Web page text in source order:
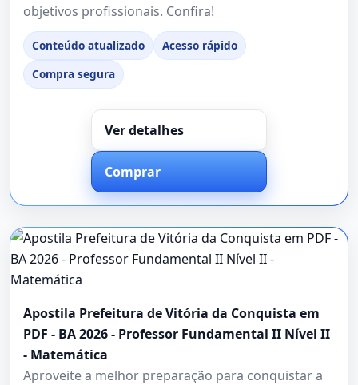
objetivos profissionais. Confira!
Conteúdo atualizado
Acesso rápido
Compra segura
Ver detalhes
Comprar
Apostila Prefeitura de Vitória da Conquista em
PDF - BA 2026 - Professor Fundamental II Nível II
- Matemática
Aproveite a melhor preparação para conquistar a